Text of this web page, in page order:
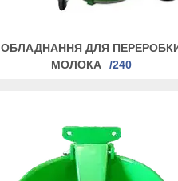
ОБЛАДНАННЯ ДЛЯ
МОЛОКА
240